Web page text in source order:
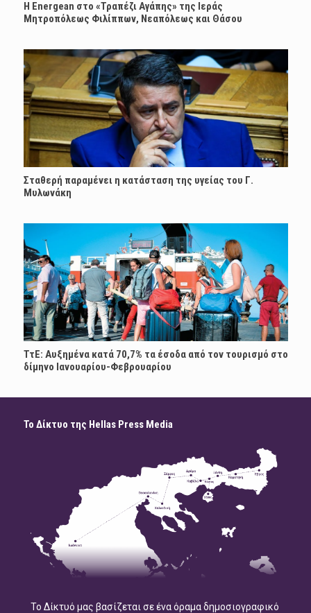
H Energean στο «Τραπέζι Αγάπης» της Ιεράς
Μητροπόλεως Φιλίππων, Νεαπόλεως και Θάσου
Σταθερή παραμένει η κατάσταση της υγείας του Γ.
Μυλωνάκη
ΤτΕ: Αυξημένα κατά 70,7% τα έσοδα από τον τουρισμό στο
δίμηνο Ιανουαρίου-Φεβρουαρίου
Το Δίκτυο της Hellas Press Media
Το Δίκτυό μας βασίζεται σε ένα όραμα δημοσιογραφικό